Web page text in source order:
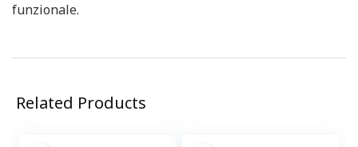
funzionale.
Related Products